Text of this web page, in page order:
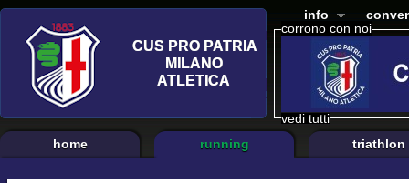
corrono con noi
vedi tutti
info
home running triathlon